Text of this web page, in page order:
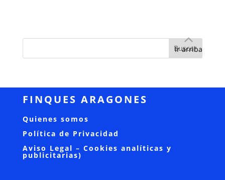
Ir arriba
FINQUES ARAGONES
Quienes somos
Política de Privacidad
Aviso Legal – Cookies analíticas y
publicitarias)